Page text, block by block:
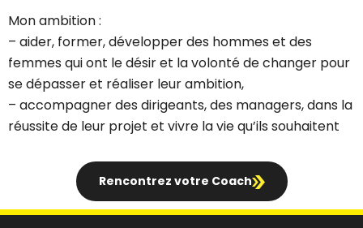
Mon ambition :
– aider, former, développer des hommes et des
femmes qui ont le désir et la volonté de changer pour
se dépasser et réaliser leur ambition,
– accompagner des dirigeants, des managers, dans la
réussite de leur projet et vivre la vie qu’ils souhaitent
Rencontrez votre Coach